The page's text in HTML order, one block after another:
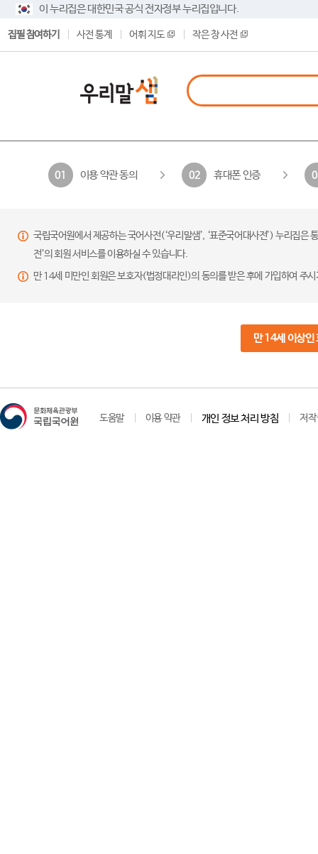
이 누리집은 대한민국 공식 전자정부 누리집입니다.
집필 참여하기 사전 통계 어휘 지도 작은 창 사전
01 이용 약관 동의 02 휴대폰 인증
국립국어원에서 제공하는 국어사전(‘우리말샘’, ‘표준국어대사전’) 누리집
전’의 회원 서비스를 이용하실 수 있습니다.
만 14세 미만인 회원은 보호자(법정대리인)의 동의를 받은 후에 가입하여 주
만 14세 이상인
도움말 이용 약관 개인 정보 처리 방침 저